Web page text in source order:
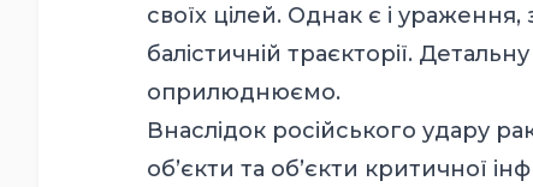
своїх цілей. Однак є і
балістичній траєкторії.
оприлюднюємо.
Внаслідок російського удару
об’єкти та об’єкти критичної